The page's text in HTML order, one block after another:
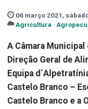
06 março 2021,
Agricultura
A Câmara
Direção Geral de
Equipa
Castelo Branco –
Castelo Branco e a